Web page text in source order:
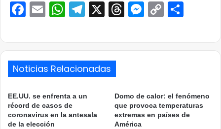
Facebook
EmailWhatsApp
Telegram
X ThreadsCopy
Noticias Relacionadas
EE.UU. se enfrenta a un
récord de casos de
coronavirus en la antesala
de la elección
Domo de calor: el fenómeno
que provoca temperaturas
extremas en países de
América